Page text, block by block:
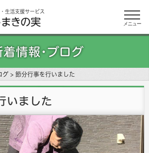
生活支援サービス
メニュー
着情報･ブログ
グ > 節分行事を行いました
いました